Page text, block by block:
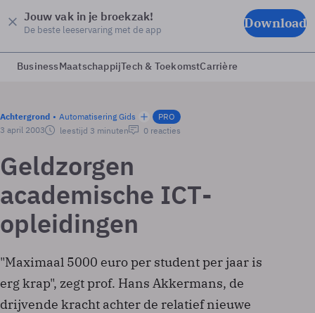
Jouw vak in je broekzak!
De beste leeservaring met de app Download
BusinessMaatschappijTech & ToekomstCarrière
Achtergrond Automatisering Gids
PRO
3 april 2003
leestijd 3 minuten 0 reacties
Geldzorgen
academische ICT­
opleidingen
"Maximaal 5000 euro per student per jaar is
erg krap", zegt prof. Hans Akkermans, de
drijvende kracht achter de relatief nieuwe